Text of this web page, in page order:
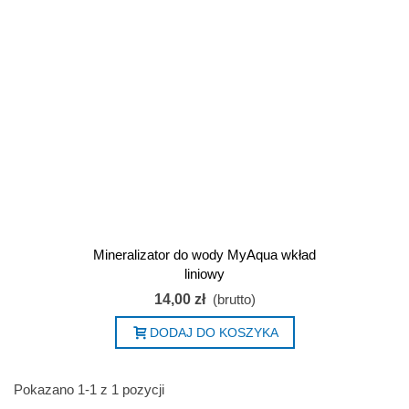
Mineralizator do wody MyAqua wkład
liniowy
14,00 zł (brutto)
DODAJ DO KOSZYKA
Pokazano 1-1 z 1 pozycji